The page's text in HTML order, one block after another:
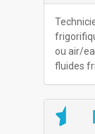
ou air/
fluides